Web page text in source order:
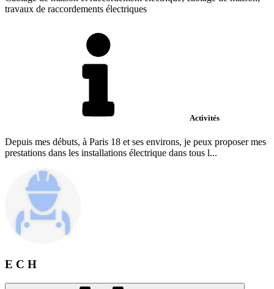
travaux de raccordements électriques
Activités
Depuis mes débuts, à Paris 18 et ses environs, je peux proposer mes
prestations dans les installations électrique dans tous l...
E C H